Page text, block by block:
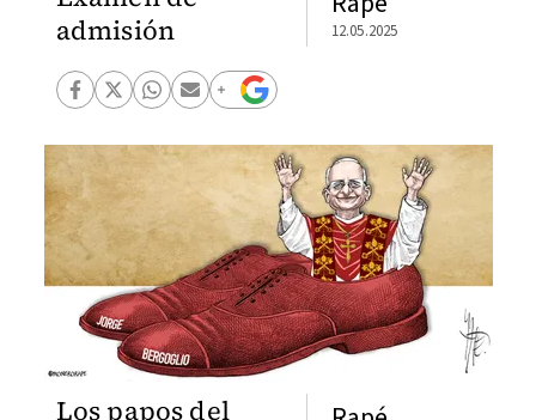
admisión
12.05.2025
Los papos del